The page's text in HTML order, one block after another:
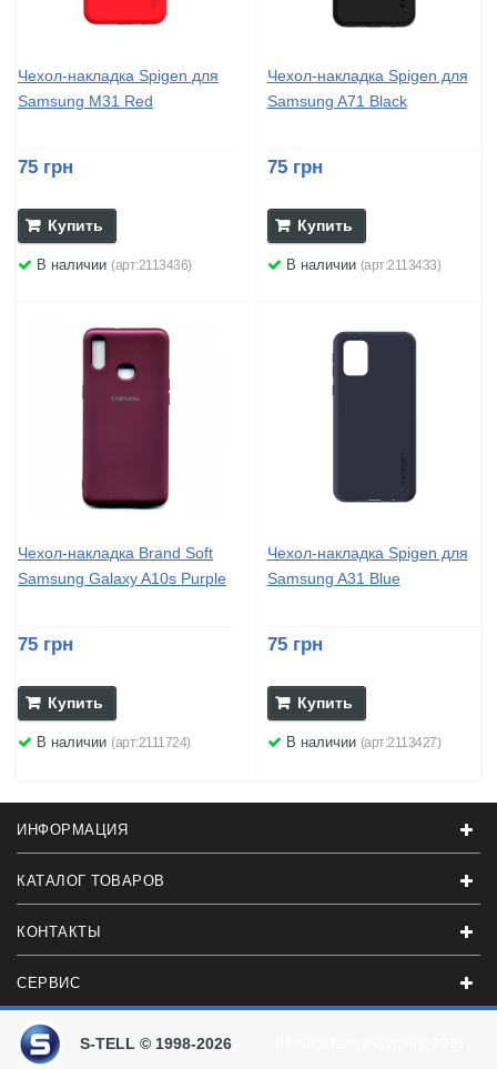
Чехол-накладка Spigen для
Samsung M31 Red
75 грн
Купить
В наличии (арт:2113436)
Чехол-накладка Spigen для
Samsung A71 Black
75 грн
Купить
В наличии (арт:2113433)
Чехол-накладка Brand Soft
Samsung Galaxy A10s Purple
75 грн
Купить
В наличии (арт:2111724)
Чехол-накладка Spigen для
Samsung A31 Blue
75 грн
Купить
В наличии (арт:2113427)
ИНФОРМАЦИЯ
КАТАЛОГ ТОВАРОВ
КОНТАКТЫ
СЕРВИС
S-TELL © 1998-2026